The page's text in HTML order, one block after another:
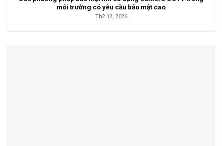
môi trường có yêu cầu bảo mật cao
Th2 12, 2026